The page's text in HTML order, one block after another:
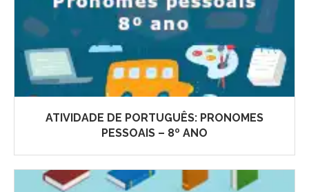
ATIVIDADE DE PORTUGUÊS: PRONOMES
PESSOAIS – 8º ANO